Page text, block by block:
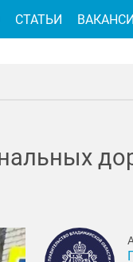
СТАТЬИ